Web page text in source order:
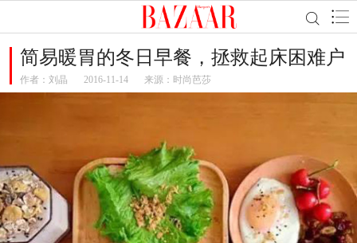
简易暖胃的冬日早餐，拯救起床困难户
作者： 刘晶 2016-11-14 来源：时尚芭莎